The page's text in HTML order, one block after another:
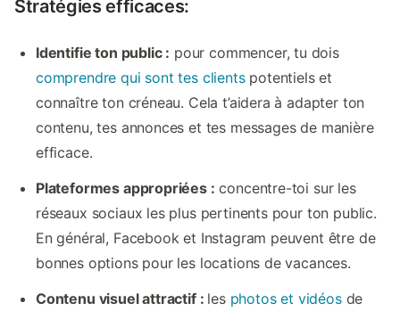
Stratégies efficaces:
Identifie ton public : pour commencer, tu dois
comprendre qui sont tes clientspotentiels et
connaître ton créneau. Cela t’aidera à adapter ton
contenu, tes annonces et tes messages de manière
efficace.
Plateformes appropriées : concentre-toi sur les
réseaux sociaux les plus pertinents pour ton public.
En général, Facebook et Instagram peuvent être de
bonnes options pour les locations de vacances.
Contenu visuel attractif : les photos et vidéosde